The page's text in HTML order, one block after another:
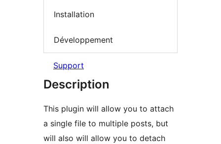
Installation
Développement
Support
Description
This plugin will allow you to attach
a single file to multiple posts, but
will also will allow you to detach